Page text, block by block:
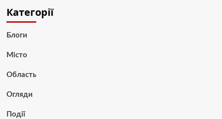
Категорії
Блоги
Місто
Область
Огляди
Події